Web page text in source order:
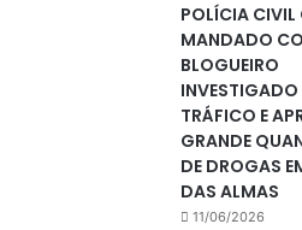
POLÍCIA CIVIL
MANDADO
BLOGUEIRO
INVESTIGADO
TRÁFICO E
GRANDE
DE DROGAS
DAS ALMAS
11/06/2026